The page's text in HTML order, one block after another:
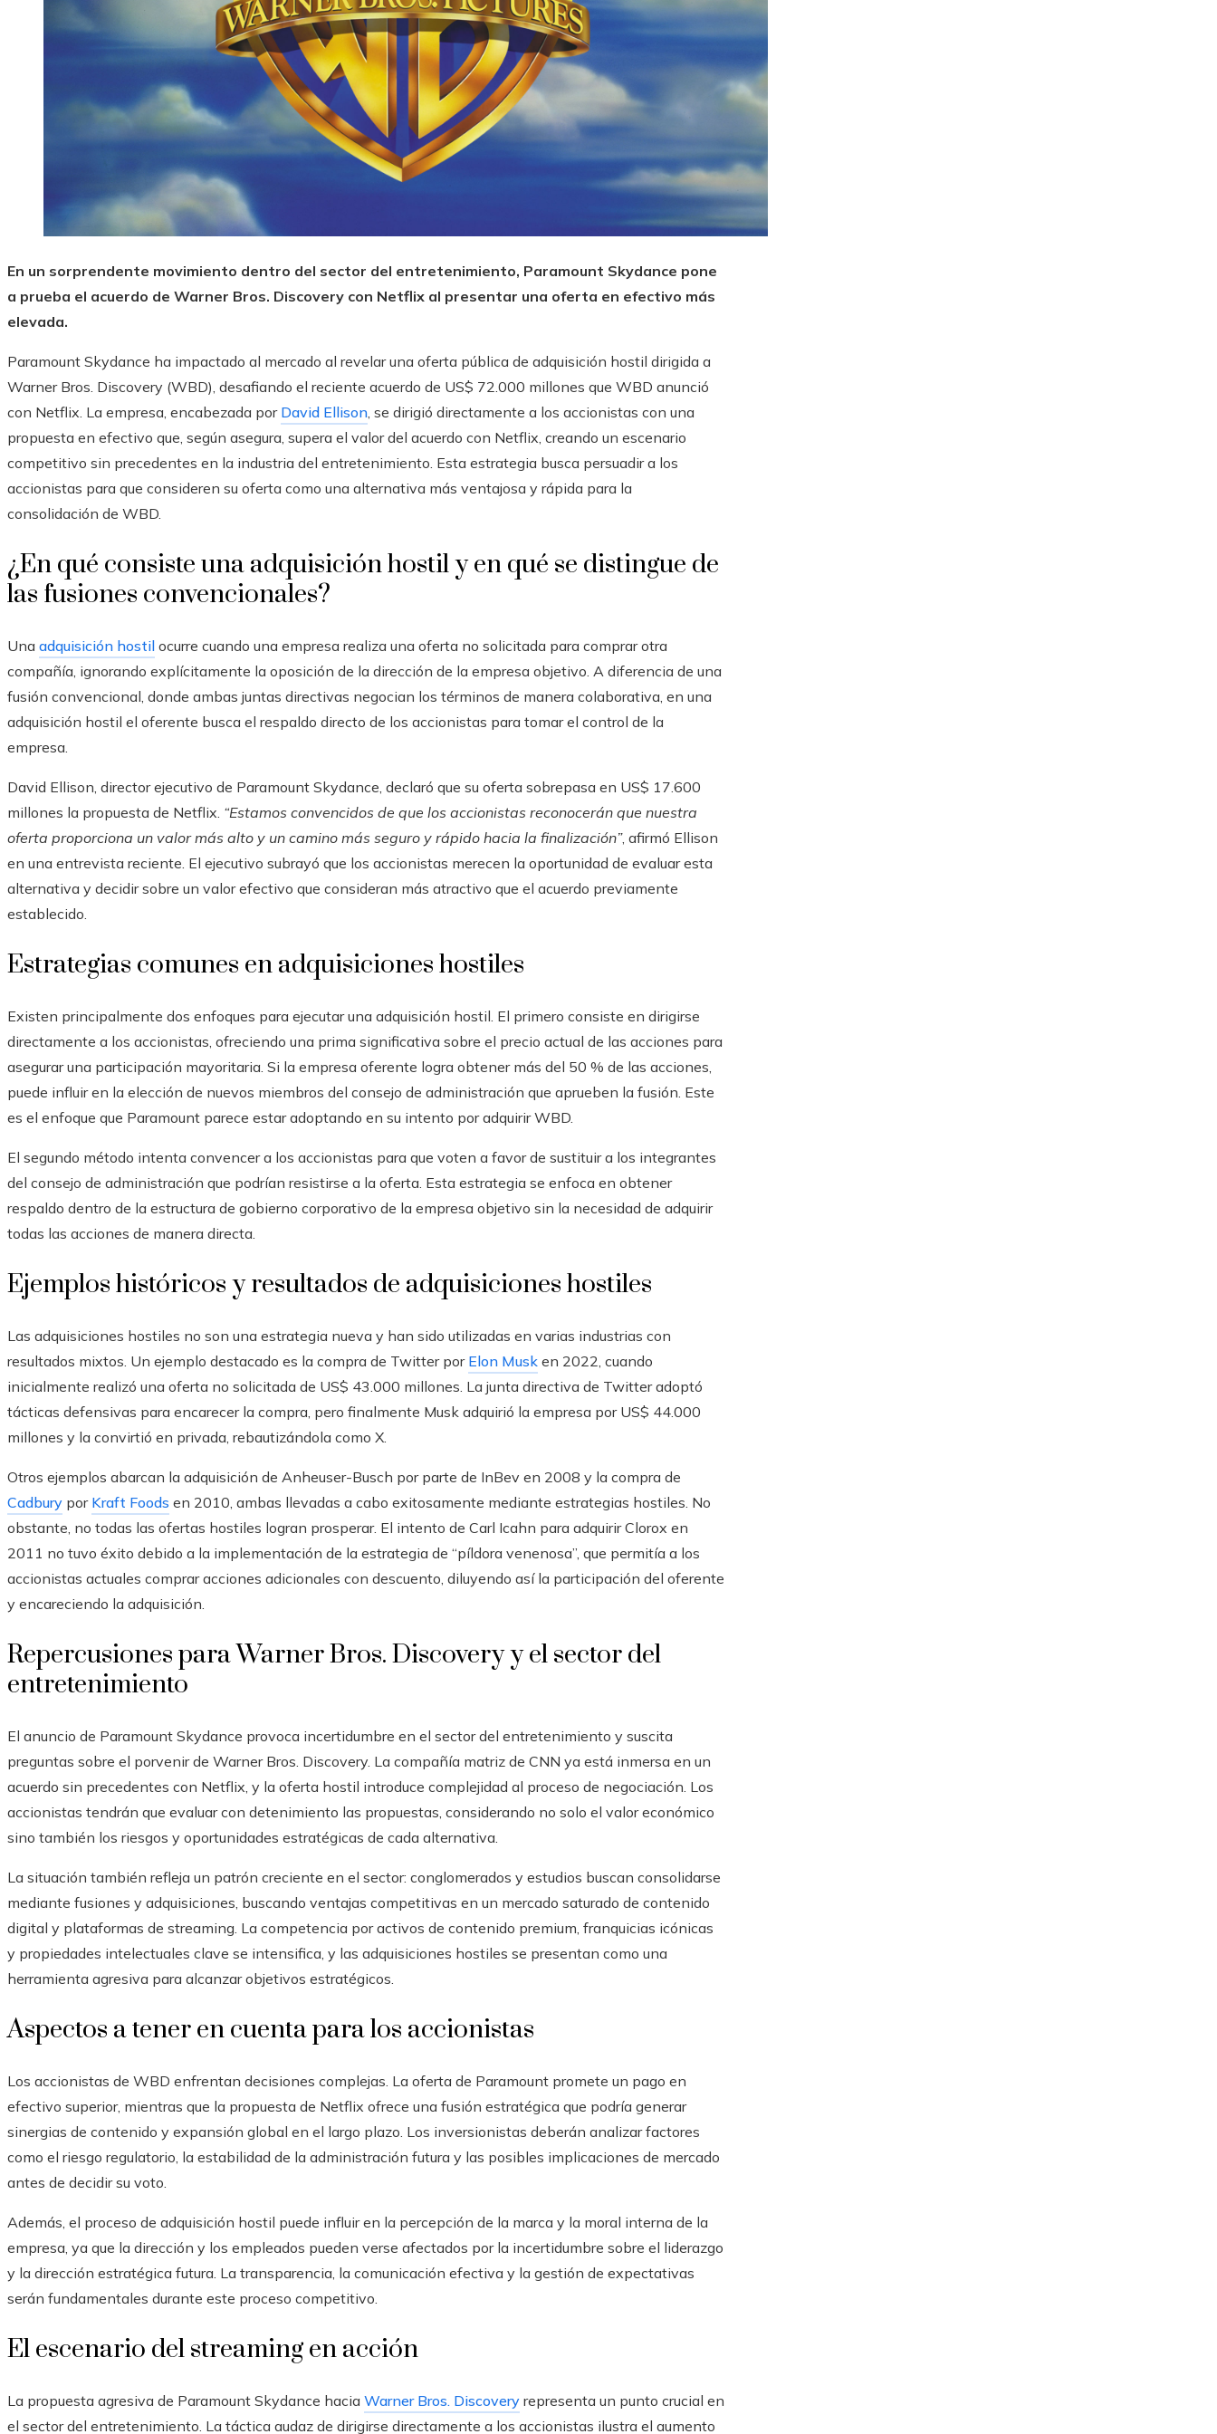
En un sorprendente movimiento dentro del sector del entretenimiento, Paramount Skydance pone
a prueba el acuerdo de Warner Bros. Discovery con Netflix al presentar una oferta en efectivo más
elevada.
Paramount Skydance ha impactado al mercado al revelar una oferta pública de adquisición hostil dirigida a
Warner Bros. Discovery (WBD), desafiando el reciente acuerdo de US$ 72.000 millones que WBD anunció
con Netflix. La empresa, encabezada por David Ellison, se dirigió directamente a los accionistas con una
propuesta en efectivo que, según asegura, supera el valor del acuerdo con Netflix, creando un escenario
competitivo sin precedentes en la industria del entretenimiento. Esta estrategia busca persuadir a los
accionistas para que consideren su oferta como una alternativa más ventajosa y rápida para la
consolidación de WBD.
¿En qué consiste una adquisición hostil y en qué se distingue de
las fusiones convencionales?
Una adquisición hostil ocurre cuando una empresa realiza una oferta no solicitada para comprar otra
compañía, ignorando explícitamente la oposición de la dirección de la empresa objetivo. A diferencia de una
fusión convencional, donde ambas juntas directivas negocian los términos de manera colaborativa, en una
adquisición hostil el oferente busca el respaldo directo de los accionistas para tomar el control de la
empresa.
David Ellison, director ejecutivo de Paramount Skydance, declaró que su oferta sobrepasa en US$ 17.600
millones la propuesta de Netflix. “Estamos convencidos de que los accionistas reconocerán que nuestra
oferta proporciona un valor más alto y un camino más seguro y rápido hacia la finalización”, afirmó Ellison
en una entrevista reciente. El ejecutivo subrayó que los accionistas merecen la oportunidad de evaluar esta
alternativa y decidir sobre un valor efectivo que consideran más atractivo que el acuerdo previamente
establecido.
Estrategias comunes en adquisiciones hostiles
Existen principalmente dos enfoques para ejecutar una adquisición hostil. El primero consiste en dirigirse
directamente a los accionistas, ofreciendo una prima significativa sobre el precio actual de las acciones para
asegurar una participación mayoritaria. Si la empresa oferente logra obtener más del 50 % de las acciones,
puede influir en la elección de nuevos miembros del consejo de administración que aprueben la fusión. Este
es el enfoque que Paramount parece estar adoptando en su intento por adquirir WBD.
El segundo método intenta convencer a los accionistas para que voten a favor de sustituir a los integrantes
del consejo de administración que podrían resistirse a la oferta. Esta estrategia se enfoca en obtener
respaldo dentro de la estructura de gobierno corporativo de la empresa objetivo sin la necesidad de adquirir
todas las acciones de manera directa.
Ejemplos históricos y resultados de adquisiciones hostiles
Las adquisiciones hostiles no son una estrategia nueva y han sido utilizadas en varias industrias con
resultados mixtos. Un ejemplo destacado es la compra de Twitter por Elon Musk en 2022, cuando
inicialmente realizó una oferta no solicitada de US$ 43.000 millones. La junta directiva de Twitter adoptó
tácticas defensivas para encarecer la compra, pero finalmente Musk adquirió la empresa por US$ 44.000
millones y la convirtió en privada, rebautizándola como X.
Otros ejemplos abarcan la adquisición de Anheuser-Busch por parte de InBev en 2008 y la compra de
Cadbury por Kraft Foods en 2010, ambas llevadas a cabo exitosamente mediante estrategias hostiles. No
obstante, no todas las ofertas hostiles logran prosperar. El intento de Carl Icahn para adquirir Clorox en
2011 no tuvo éxito debido a la implementación de la estrategia de “píldora venenosa”, que permitía a los
accionistas actuales comprar acciones adicionales con descuento, diluyendo así la participación del oferente
y encareciendo la adquisición.
Repercusiones para Warner Bros. Discovery y el sector del
entretenimiento
El anuncio de Paramount Skydance provoca incertidumbre en el sector del entretenimiento y suscita
preguntas sobre el porvenir de Warner Bros. Discovery. La compañía matriz de CNN ya está inmersa en un
acuerdo sin precedentes con Netflix, y la oferta hostil introduce complejidad al proceso de negociación. Los
accionistas tendrán que evaluar con detenimiento las propuestas, considerando no solo el valor económico
sino también los riesgos y oportunidades estratégicas de cada alternativa.
La situación también refleja un patrón creciente en el sector: conglomerados y estudios buscan consolidarse
mediante fusiones y adquisiciones, buscando ventajas competitivas en un mercado saturado de contenido
digital y plataformas de streaming. La competencia por activos de contenido premium, franquicias icónicas
y propiedades intelectuales clave se intensifica, y las adquisiciones hostiles se presentan como una
herramienta agresiva para alcanzar objetivos estratégicos.
Aspectos a tener en cuenta para los accionistas
Los accionistas de WBD enfrentan decisiones complejas. La oferta de Paramount promete un pago en
efectivo superior, mientras que la propuesta de Netflix ofrece una fusión estratégica que podría generar
sinergias de contenido y expansión global en el largo plazo. Los inversionistas deberán analizar factores
como el riesgo regulatorio, la estabilidad de la administración futura y las posibles implicaciones de mercado
antes de decidir su voto.
Además, el proceso de adquisición hostil puede influir en la percepción de la marca y la moral interna de la
empresa, ya que la dirección y los empleados pueden verse afectados por la incertidumbre sobre el liderazgo
y la dirección estratégica futura. La transparencia, la comunicación efectiva y la gestión de expectativas
serán fundamentales durante este proceso competitivo.
El escenario del streaming en acción
La propuesta agresiva de Paramount Skydance hacia Warner Bros. Discovery representa un punto crucial en
el sector del entretenimiento. La táctica audaz de dirigirse directamente a los accionistas ilustra el aumento